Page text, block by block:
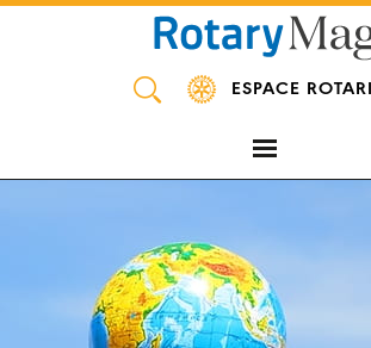
ESPACE
Panneau de gestion des cookies